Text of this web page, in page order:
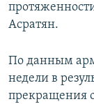
Асратян.
По данным
недели в
прекращения